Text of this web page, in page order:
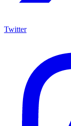
Twitter